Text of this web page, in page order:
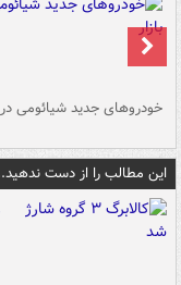
خودروهای جدید شیائومی در
این مطالب را از دست